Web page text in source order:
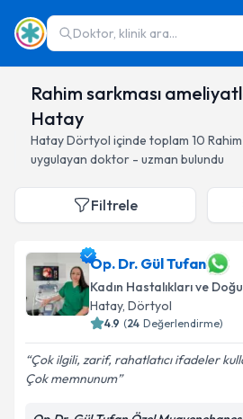
Doktor, klinik ara...
Rahim sarkması
Hatay
HatayDörtyol içinde toplam 10
uygulayan doktor - uzman bulundu
Filtrele
Op. Dr. Gül Tufan
Kadın Hastalıkları ve
Hatay, Dörtyol
4.9 (24 Değerlendirme)
Çok ilgili, zarif, rahatlatıcı ifadeler
Çok memnunum